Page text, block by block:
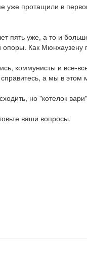
протащили в
пять уже, а то и
опоры. Как
коммунисты и все-
а мы в этом
но "котелок
ваши вопросы.